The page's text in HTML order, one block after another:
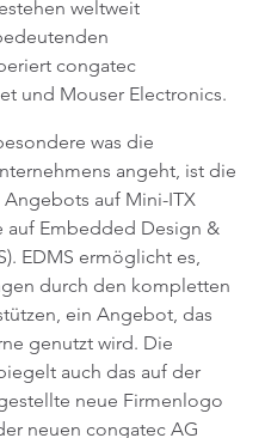
weltweit
congatec
und Mouser Electronics.
was die
angeht, ist die
auf Mini-ITX
auf Embedded Design &
EDMS ermöglicht es,
durch den kompletten
ein Angebot, das
genutzt wird. Die
auch das auf der
neue Firmenlogo
neuen congatec AG